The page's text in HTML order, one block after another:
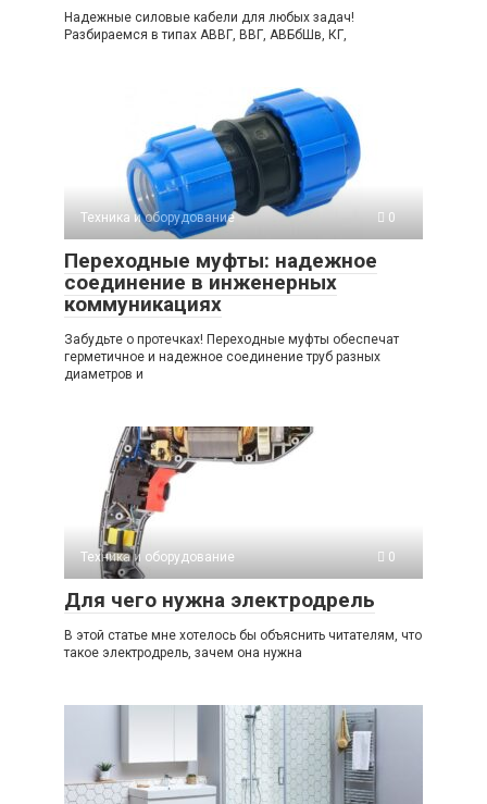
Надежные силовые кабели для любых задач!
Разбираемся в типах АВВГ, ВВГ, АВБбШв, КГ,
Техника и оборудование 0
Переходные муфты: надежное
соединение в инженерных
коммуникациях
Забудьте о протечках! Переходные муфты обеспечат
герметичное и надежное соединение труб разных
диаметров и
Техника и оборудование 0
Для чего нужна электродрель
В этой статье мне хотелось бы объяснить читателям, что
такое электродрель, зачем она нужна